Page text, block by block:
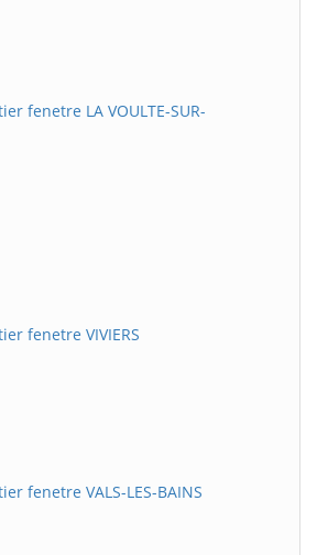
fenetre LA VOULTE-SUR-
fenetre VIVIERS
fenetre VALS-LES-BAINS